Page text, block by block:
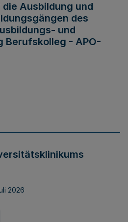
Ausbildung und
des
und
Berufskolleg - APO-
2026